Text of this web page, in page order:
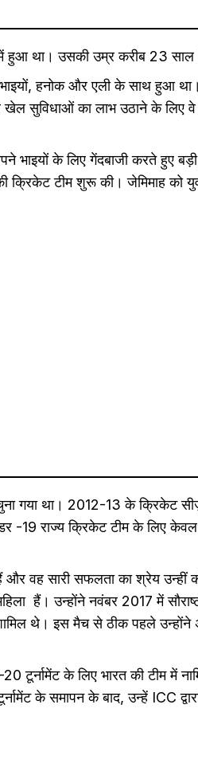
में हुआ था। उसकी उम्र करीब 23
हनोक और एली के साथ हुआ
सुविधाओं का लाभ उठाने के लिए
के लिए गेंदबाजी करते हुए बड़ी
टीम शुरू की। जेमिमाह को
गया था। 2012-13 के क्रिकेट
19 राज्य क्रिकेट टीम के लिए
और वह सारी सफलता का श्रेय उन्हीं
हैं। उन्होंने नवंबर 2017 में
थे। इस मैच से ठीक पहले उन्होंने
के लिए भारत की टीम में
के समापन के बाद, उन्हें ICC